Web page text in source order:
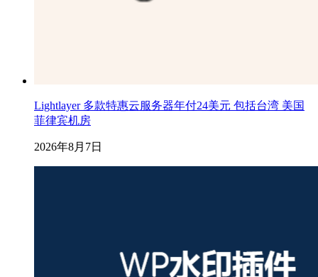
Lightlayer 多款特惠云服务器年付24美元 包括台湾 美国
菲律宾机房
2026年8月7日